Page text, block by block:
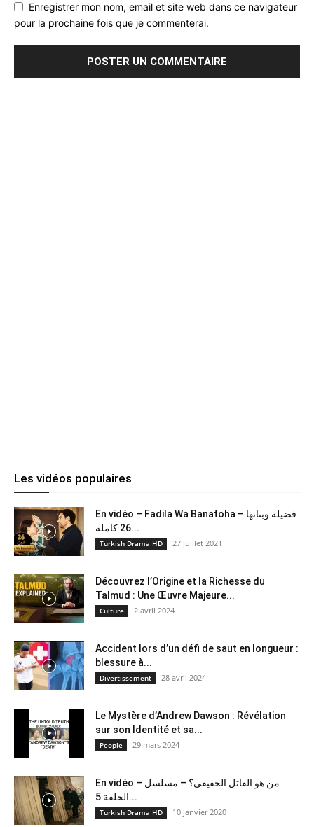
Enregistrer mon nom, email et site web dans ce navigateur
pour la prochaine fois que je commenterai.
Les vidéos populaires
En vidéo – Fadila Wa Banatoha – فضيلة وبناتها
26 كاملة...
Turkish Drama HD 27 juillet 2021
Découvrez l’Origine et la Richesse du
Talmud : Une Œuvre Majeure...
Culture 2 avril 2024
Accident lors d’un défi de saut en longueur :
blessure à...
Divertissement 28 avril 2024
Le Mystère d’Andrew Dawson : Révélation
sur son Identité et sa...
People 29 mars 2024
En vidéo – من هو القاتل الحقيقي؟ – مسلسل
الحلقة 5...
Turkish Drama HD 10 janvier 2020